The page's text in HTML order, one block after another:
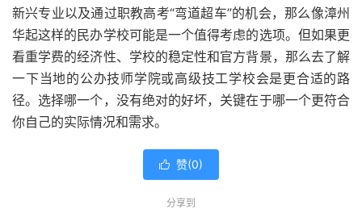
新兴专业以及通过职教高考“弯道超车”的机会，那么像漳州
华起这样的民办学校可能是一个值得考虑的选项。但如果更
看重学费的经济性、学校的稳定性和官方背景，那么去了解
一下当地的公办技师学院或高级技工学校会是更合适的路
径。选择哪一个，没有绝对的好坏，关键在于哪一个更符合
你自己的实际情况和需求。
 赞(0)
分享到